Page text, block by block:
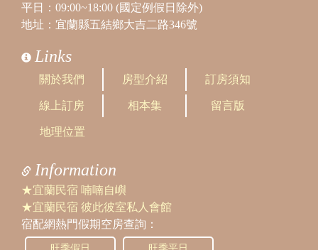
平日：09:00~18:00 (國定例假日除外)
地址：宜蘭縣五結鄉大吉二路346號
Links
關於我們 房型介紹 訂房須知
線上訂房 相本集 留言版
地理位置
Information
★宜蘭民宿 喃喃自嶼
★宜蘭民宿 彼此彼室私人會館
宿配網熱門假期空房查詢：